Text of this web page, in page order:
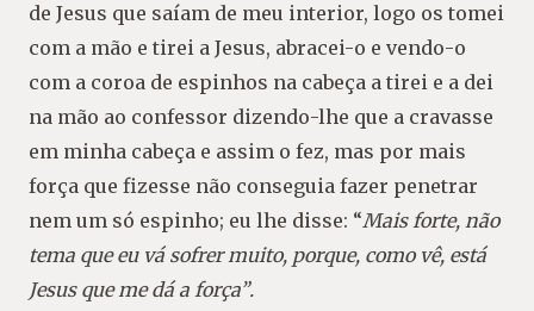
de Jesus que saíam de meu interior, logo os tomei
com a mão e tirei a Jesus, abracei-o e vendo-o
com a coroa de espinhos na cabeça a tirei e a dei
na mão ao confessor dizendo-lhe que a cravasse
em minha cabeça e assim o fez, mas por mais
força que fizesse não conseguia fazer penetrar
nem um só espinho; eu lhe disse: “Maisforte, não
tema que eu vá sofrer muito, porque, como vê, está
Jesus que me dá a força”.